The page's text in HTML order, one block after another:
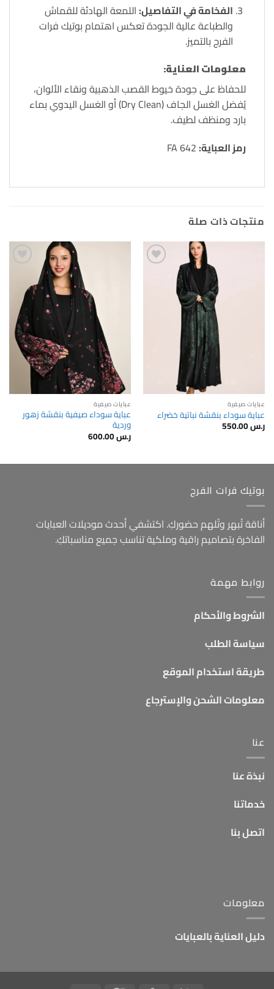
الفخامة في التفاصيل:اللمعة الهادئة للقماش
والطباعة عالية الجودة تعكس اهتمام بوتيك فرات
الفرج بالتميز.
معلومات العناية:
للحفاظ على جودة خيوط القصب الذهبية ونقاء الألوان،
يُفضل الغسل الجاف (Dry Clean) أو الغسل اليدوي بماء
بارد ومنظف لطيف.
رمز العباية:
منتجات ذات صلة
عبايات صيفية
عباية سوداء بنقشة نباتية خضراء
ر.س550.00
عبايات صيفية
عباية سوداء صيفية بنقشة زهور
وردية
ر.س600.00
بوتيك فرات الفرج
أناقة تُبهر وتُلهم حضوركِ. اكتشفي أحدث موديلات العبايات
الفاخرة بتصاميم راقية وملكية تناسب جميع مناسباتكِ.
روابط مهمة
الشروط والأحكام
سياسة الطلب
طريقة استخدام الموقع
معلومات الشحن والإسترجاع
عنا
نبذة عنا
خدماتنا
اتصل بنا
معلومات
دليل العناية بالعبايات